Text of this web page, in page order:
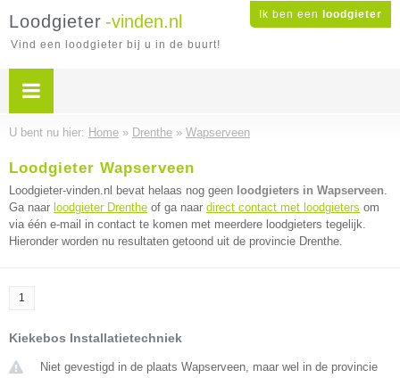
Ik ben een loodgieter
Loodgieter -vinden.nl
Vind een loodgieter bij u in de buurt!
U bent nu hier: Home » Drenthe » Wapserveen
Loodgieter Wapserveen
Loodgieter-vinden.nl bevat helaas nog geen loodgieters in Wapserveen.
Ga naar loodgieter Drenthe of ga naar direct contact met loodgieters om
via één e-mail in contact te komen met meerdere loodgieters tegelijk.
Hieronder worden nu resultaten getoond uit de provincie Drenthe.
1
Kiekebos Installatietechniek
Niet gevestigd in de plaats Wapserveen, maar wel in de provincie